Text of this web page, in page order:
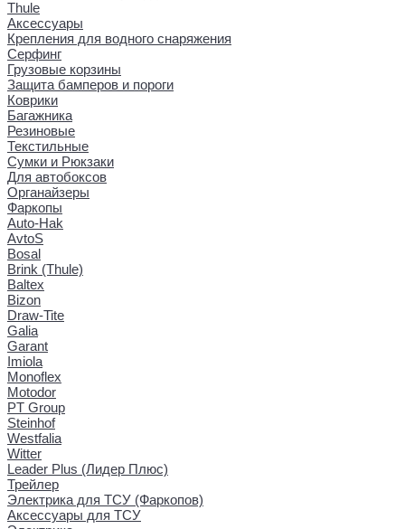
Thule
Аксессуары
Крепления для водного снаряжения
Серфинг
Грузовые корзины
Защита бамперов и пороги
Коврики
Багажника
Резиновые
Текстильные
Сумки и Рюкзаки
Для автобоксов
Органайзеры
Фаркопы
Auto-Hak
AvtoS
Bosal
Brink (Thule)
Baltex
Bizon
Draw-Tite
Galia
Garant
Imiola
Monoflex
Motodor
PT Group
Steinhof
Westfalia
Witter
Leader Plus (Лидер Плюс)
Трейлер
Электрика для ТСУ (Фаркопов)
Аксессуары для ТСУ